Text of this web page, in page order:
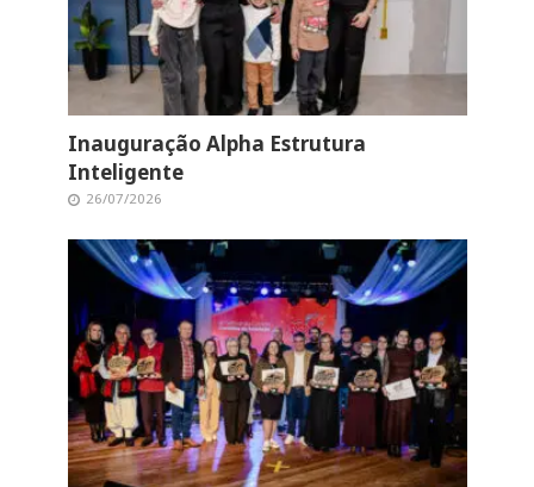
Inauguração Alpha Estrutura
Inteligente
26/07/2026